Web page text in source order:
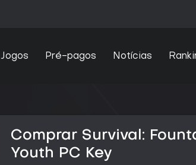
Jogos Pré-pagos Notícias
Comprar Survival:
Youth PC Key